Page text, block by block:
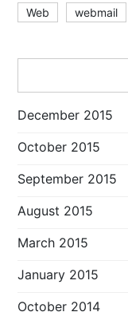
Web
webmail
December 2015
October 2015
September 2015
August 2015
March 2015
January 2015
October 2014